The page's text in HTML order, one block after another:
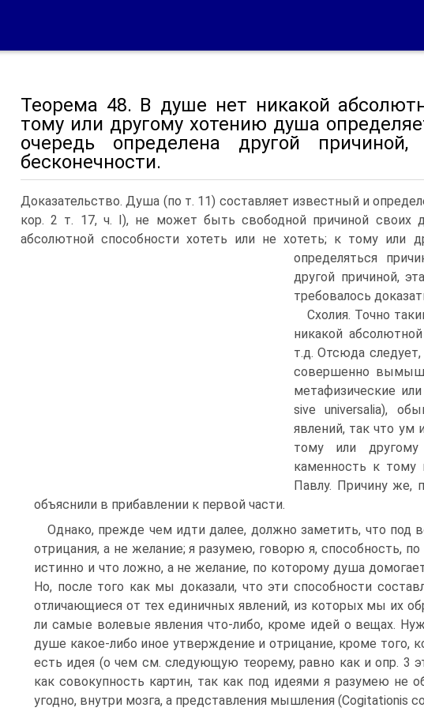
Теорема 48. В душе нет никакой
тому или другому хотению душа
очередь определена другой
бесконечности.
Доказательство. Душа (по т. 11) составляет известный и
кор. 2 т. 17, ч. I), не может быть свободной причиной
абсолютной способности хотеть или не хотеть; к тому или
определяться
другой причиной,
требовалось
Схолия. Точно
никакой
т.д. Отсюда
совершенно
метафизические
sive universalia),
явлений, так что ум
тому или
каменность к
Павлу. Причину же,
объяснили в прибавлении к первой части.
Однако, прежде чем идти далее, должно заметить, что под
отрицания, а не желание; я разумею, говорю я, способность,
истинно и что ложно, а не желание, по которому душа
Но, после того как мы доказали, что эти способности
отличающиеся от тех единичных явлений, из которых мы их
ли самые волевые явления что-либо, кроме идей о вещах.
душе какое-либо иное утверждение и отрицание, кроме того,
есть идея (о чем см. следующую теорему, равно как и опр. 3
как совокупность картин, так как под идеями я разумею не
угодно, внутри мозга, а представления мышления (Cogitationis